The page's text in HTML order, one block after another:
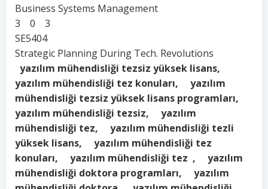
Business Systems Management
3 0 3
SE5404
Strategic Planning During Tech. Revolutions
yazılım mühendisliği tezsiz yüksek lisans,
yazılım mühendisliği tez konuları, yazılım
mühendisliği tezsiz yüksek lisans programları,
yazılım mühendisliği tezsiz, yazılım
mühendisliği tez, yazılım mühendisliği tezli
yüksek lisans, yazılım mühendisliği tez
konuları, yazılım mühendisliği tez , yazılım
mühendisliği doktora programları, yazılım